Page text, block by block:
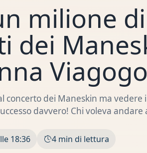
milione
dei
Viagogo
concerto dei Maneskin ma
davvero! Chi voleva
18:36 4 min di lettura